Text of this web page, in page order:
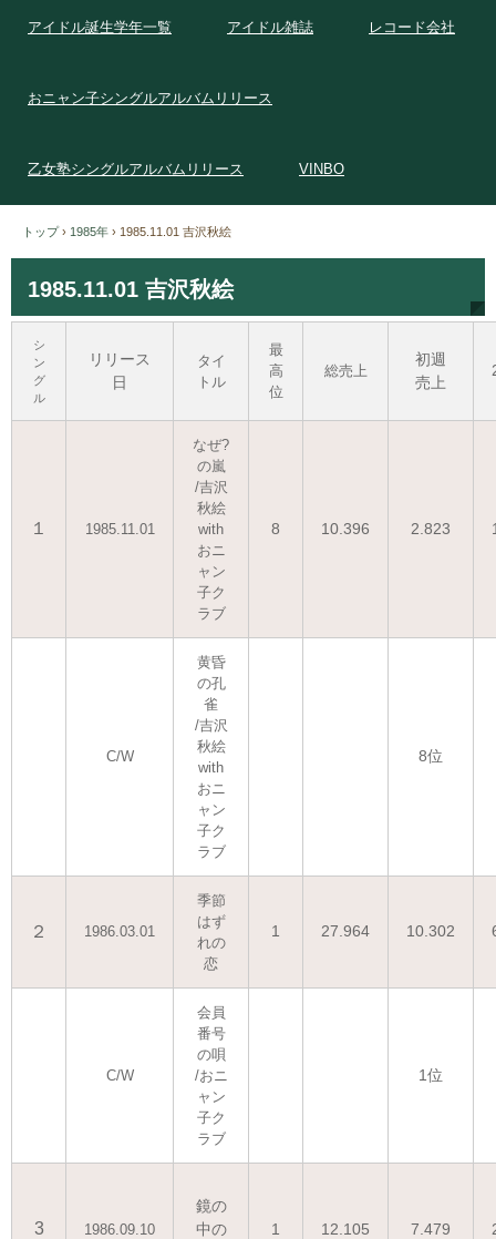
アイドル誕生学年一覧 アイドル雑誌 レコード会社
おニャン子シングルアルバムリリース
乙女塾シングルアルバムリリース VINBO
トップ › 1985年 › 1985.11.01 吉沢秋絵
1985.11.01 吉沢秋絵
シ
ン
グ
ル
リリース
日
タイ
トル
最
高
位
総売上
初週
売上
１ 1985.11.01
なぜ?
の嵐
/吉沢
秋絵
with
おニ
ャン
子ク
ラブ
8 10.396 2.823
C/W
黄昏
の孔
雀
/吉沢
秋絵
with
おニ
ャン
子ク
ラブ
8位
２ 1986.03.01
季節
はず
れの
恋
1 27.964 10.302
C/W
会員
番号
の唄
/おニ
ャン
子ク
ラブ
1位
3 1986.09.10
鏡の
中の
1 12.105 7.479